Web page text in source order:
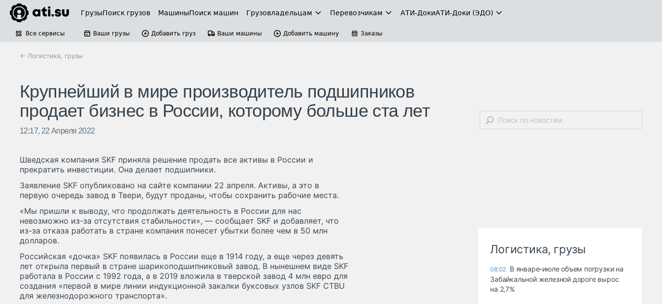
ГрузыПоиск грузов МашиныПоиск машин Грузовладельцам Перевозчикам АТИ-ДокиАТИ-Доки (ЭДО)
Все сервисы Ваши грузы Добавить груз Ваши машины Добавить машину Заказы
← Логистика, грузы
Крупнейший в мире производитель подшипников
продает бизнес в России, которому больше ста лет
12:17, 22 Апреля 2022
Шведская компания SKF приняла решение продать все активы в России и
прекратить инвестиции. Она делает подшипники.
Заявление SKF опубликовано на сайте компании 22 апреля. Активы, а это в
первую очередь завод в Твери, будут проданы, чтобы сохранить рабочие места.
«Мы пришли к выводу, что продолжать деятельность в России для нас
невозможно из-за отсутствия стабильности», — сообщает SKF и добавляет, что
из-за отказа работать в стране компания понесет убытки более чем в 50 млн
долларов.
Российская «дочка» SKF появилась в России еще в 1914 году, а еще через девять
лет открыла первый в стране шарикоподшипниковый завод. В нынешнем виде SKF
работала в России с 1992 года, а в 2019 вложила в тверской завод 4 млн евро для
создания «первой в мире линии индукционной закалки буксовых узлов SKF CTBU
для железнодорожного транспорта».
Логистика, грузы
08:02 В январе-июле объем погрузки на
Забайкальной железной дороге вырос
на 2,7%